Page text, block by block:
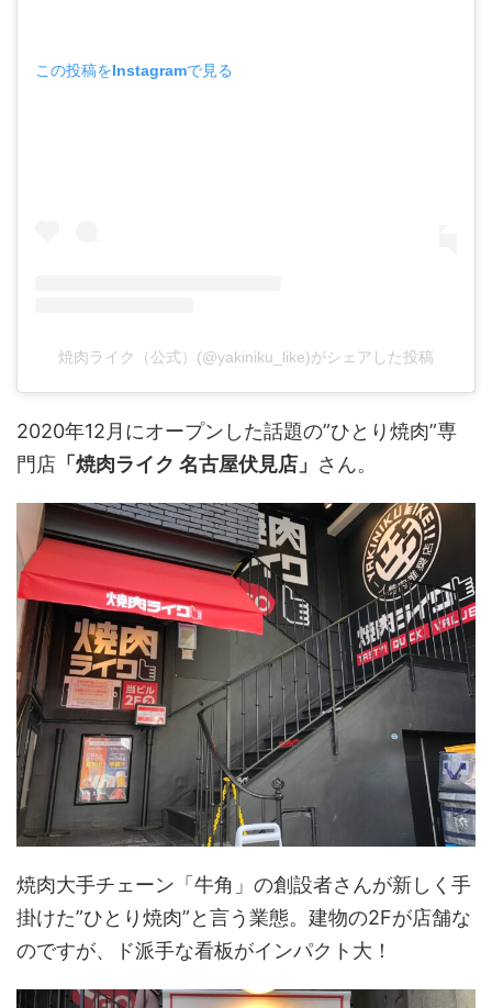
この投稿をInstagramで見る
焼肉ライク（公式）(@yakiniku_like)がシェアした投稿
2020年12月にオープンした話題の”ひとり焼肉”専
門店 「焼肉ライク 名古屋伏見店」 さん。
焼肉大手チェーン「牛角」の創設者さんが新しく手
掛けた”ひとり焼肉”と言う業態。建物の2Fが店舗な
のですが、ド派手な看板がインパクト大！